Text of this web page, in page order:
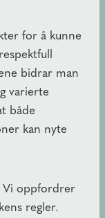
for å kunne
bidrar man
varierte
både
kan nyte
Vi oppfordrer
regler.